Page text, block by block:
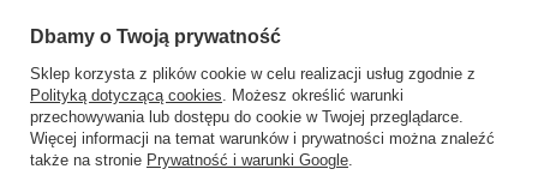
Status zamówienia
Śledzenie przesyłki
Chcę zareklamować produkt
Chcę odstąpić od umowy
Dbamy o Twoją prywatność
Sklep korzysta z plików cookie w celu realizacji usług zgodnie z
Polityką dotyczącą cookies. Możesz określić warunki
przechowywania lub dostępu do cookie w Twojej przeglądarce.
Więcej informacji na temat warunków i prywatności można znaleźć
także na stronie Prywatność i warunki Google.